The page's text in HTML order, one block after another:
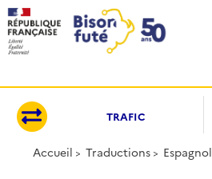
TRAFIC
Accueil Traductions Espagnol
Panneau de gestion des cookies